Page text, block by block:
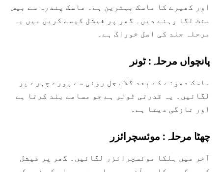
اور کھیرے کا ماسک بہترین ہے۔ ماسک پندرہ سے بیس
منٹ لگا رہنے دیں۔ گھر پر فیشل کیسے کریں میں یہ
مرحلہ جلد کی اصل خوراک ہے۔
پانچواں مرحلہ: ٹونر
ماسک دھونے کے بعد گلاب جل روئی سے پورے چہرے پر
لگائیں۔ یہ قدرتی ٹونر ہے جو مسامے بند کرتا ہے
اور تازگی دیتا ہے۔
چھٹا مرحلہ: موئسچرائزر
آخر میں ہلکا موئسچرائزر لگائیں۔ گھر پر فیشل